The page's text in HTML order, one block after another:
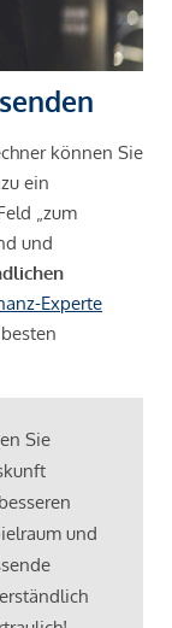
können Sie
ein
„zum
und
Experte
Sie
und